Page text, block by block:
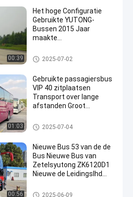
00:39
Het hoge Configuratie
Gebruikte YUTONG-
Bussen 2015 Jaar
maakte
Afmeting
Gebruikte Yutong-Bussen
2025-07-02
01:03
Gebruikte passagiersbus
VIP 40 zitplaatsen
Transport over lange
afstanden Groot
Gebruikte Busbus
2025-07-04
00:56
Nieuwe Bus 53 van de de
Bus Nieuwe Bus van
Zetelsyutong ZK6120D1
Nieuwe de Leidingslhd
Gebruikte Busbus
2025-06-09